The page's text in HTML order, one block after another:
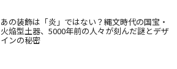
あの装飾は「炎」ではない？縄文時代の国宝・
火焔型土器、5000年前の人々が刻んだ謎とデザ
インの秘密